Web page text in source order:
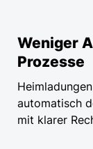
Weniger
Prozesse
automatisch
mit klarer